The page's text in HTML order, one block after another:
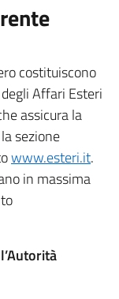
costituiscono
Affari Esteri
assicura la
sezione
www.esteri.it.
in massima